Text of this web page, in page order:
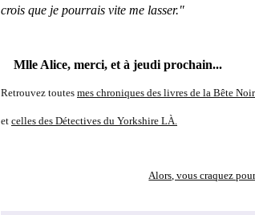
crois que je pourrais vite me lasser."
Mlle Alice, merci, et à jeudi prochain...
Retrouvez toutes mes chroniques des livres de la Bête
et celles des Détectives du Yorkshire LÀ.
Alors, vous craquez